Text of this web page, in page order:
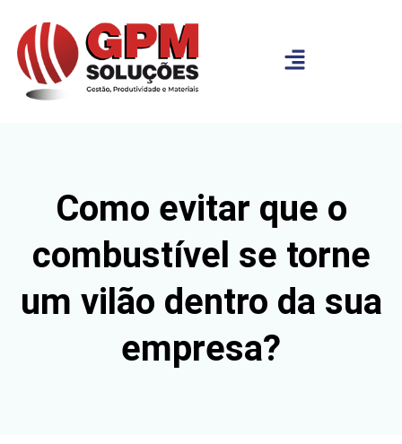
Como evitar que o
combustível se torne
um vilão dentro da sua
empresa?